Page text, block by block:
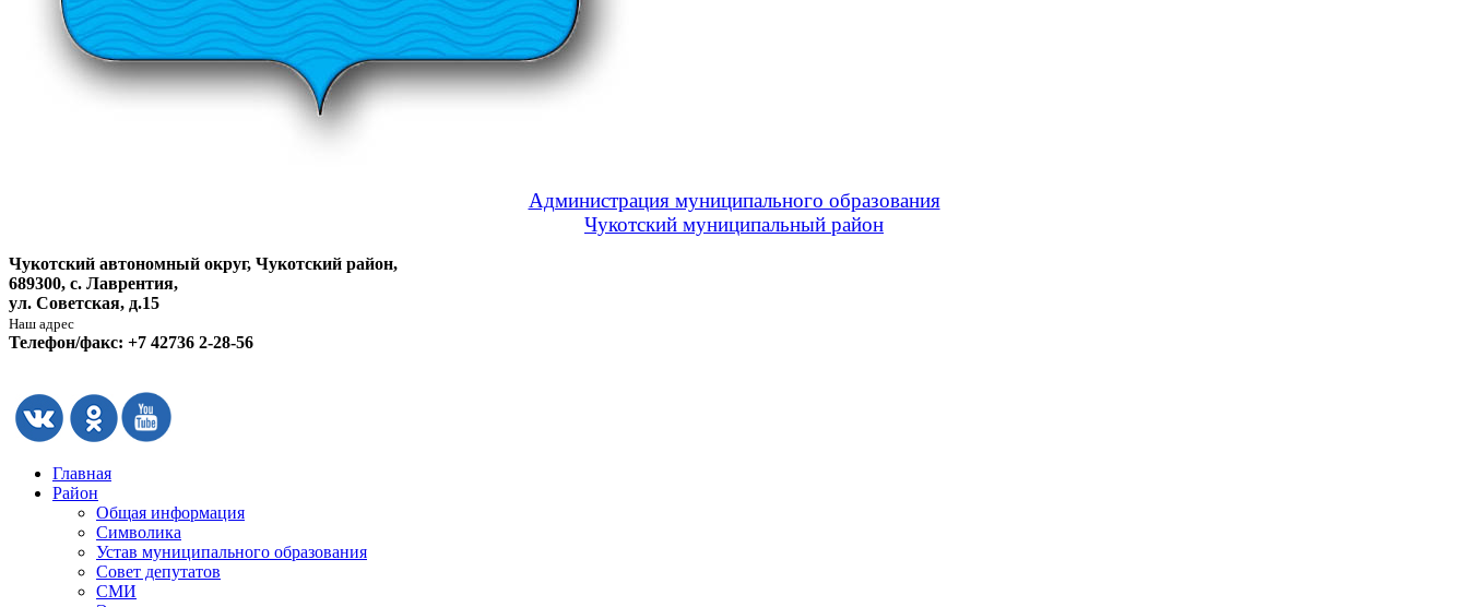
Администрация муниципального образования
Чукотский муниципальный район
Чукотский автономный округ, Чукотский район,
689300, с. Лаврентия,
ул. Советская, д.15
Наш адрес
Телефон/факс: +7 42736 2-28-56
Главная
Район
Общая информация
Символика
Устав муниципального образования
Совет депутатов
СМИ